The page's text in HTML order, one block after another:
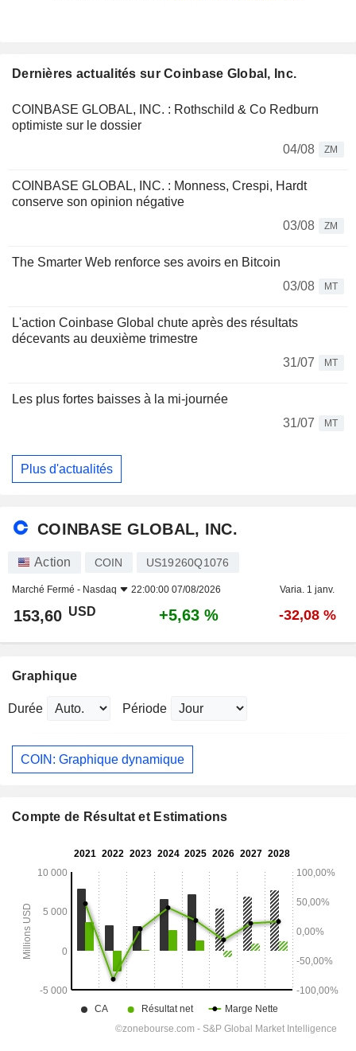
Dernières actualités sur Coinbase Global, Inc.
COINBASE GLOBAL, INC. : Rothschild & Co Redburn
optimiste sur le dossier
04/08
ZM
COINBASE GLOBAL, INC. : Monness, Crespi, Hardt
conserve son opinion négative
03/08
ZM
The Smarter Web renforce ses avoirs en Bitcoin
03/08
MT
L'action Coinbase Global chute après des résultats
décevants au deuxième trimestre
31/07
MT
Les plus fortes baisses à la mi-journée
31/07
MT
Plus d'actualités
COINBASE GLOBAL, INC.
Action COIN US19260Q1076
Marché Fermé - Nasdaq 22:00:00 07/08/2026 Varia. 1 janv.
153,60 USD +5,63 % -32,08 %
Graphique
Durée Période
COIN: Graphique dynamique
Compte de Résultat et Estimations